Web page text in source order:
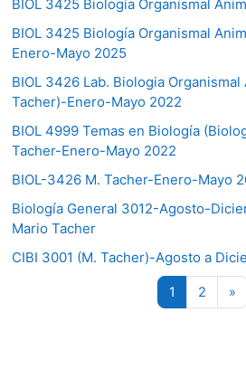
BIOL 3425 Biología Organismal
BIOL 3425 Biología Organismal
Enero-Mayo 2025
BIOL 3426 Lab. Biologia Organismal
Tacher)-Enero-Mayo 2022
BIOL 4999 Temas en Biología
Tacher-Enero-Mayo 2022
BIOL-3426 M. Tacher-Enero-Mayo
Biología General 3012-Agosto-
Mario Tacher
CIBI 3001 (M. Tacher)-Agosto a
1 Page 1
2 Page 2
»